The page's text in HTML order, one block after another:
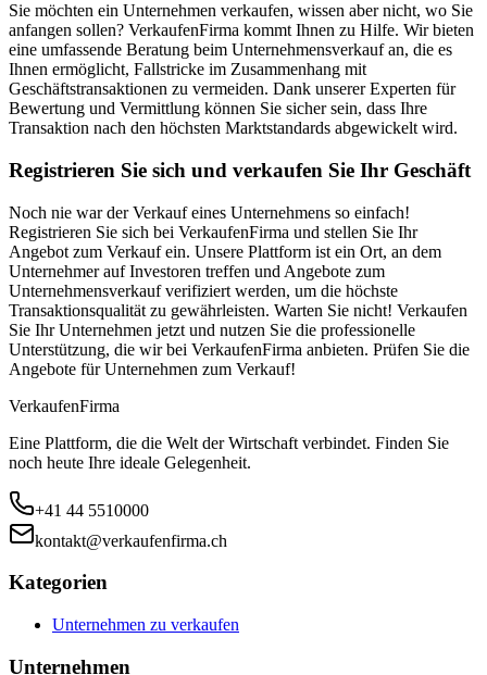
Sie möchten ein Unternehmen verkaufen, wissen aber nicht, wo Sie
anfangen sollen? VerkaufenFirma kommt Ihnen zu Hilfe. Wir bieten
eine umfassende Beratung beim Unternehmensverkauf an, die es
Ihnen ermöglicht, Fallstricke im Zusammenhang mit
Geschäftstransaktionen zu vermeiden. Dank unserer Experten für
Bewertung und Vermittlung können Sie sicher sein, dass Ihre
Transaktion nach den höchsten Marktstandards abgewickelt wird.
Registrieren Sie sich und verkaufen Sie Ihr Geschäft
Noch nie war der Verkauf eines Unternehmens so einfach!
Registrieren Sie sich bei VerkaufenFirma und stellen Sie Ihr
Angebot zum Verkauf ein. Unsere Plattform ist ein Ort, an dem
Unternehmer auf Investoren treffen und Angebote zum
Unternehmensverkauf verifiziert werden, um die höchste
Transaktionsqualität zu gewährleisten. Warten Sie nicht! Verkaufen
Sie Ihr Unternehmen jetzt und nutzen Sie die professionelle
Unterstützung, die wir bei VerkaufenFirma anbieten. Prüfen Sie die
Angebote für Unternehmen zum Verkauf!
VerkaufenFirma
Eine Plattform, die die Welt der Wirtschaft verbindet. Finden Sie
noch heute Ihre ideale Gelegenheit.
+41 44 5510000
kontakt@verkaufenfirma.ch
Kategorien
Unternehmen zu verkaufen
Unternehmen